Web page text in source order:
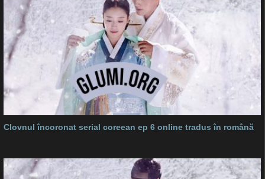
Clovnul încoronat serial coreean ep 6 online tradus în română